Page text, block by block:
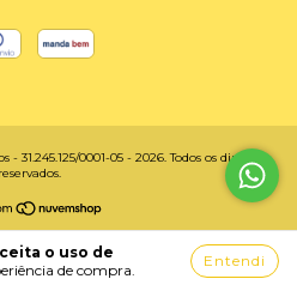
o uso de
de compra.
Entendi
0001-05 - 2026. Todos os direitos
reservados.